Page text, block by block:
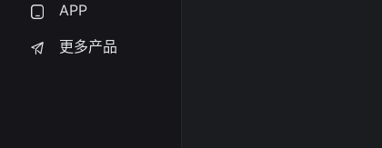
APP
更多产品